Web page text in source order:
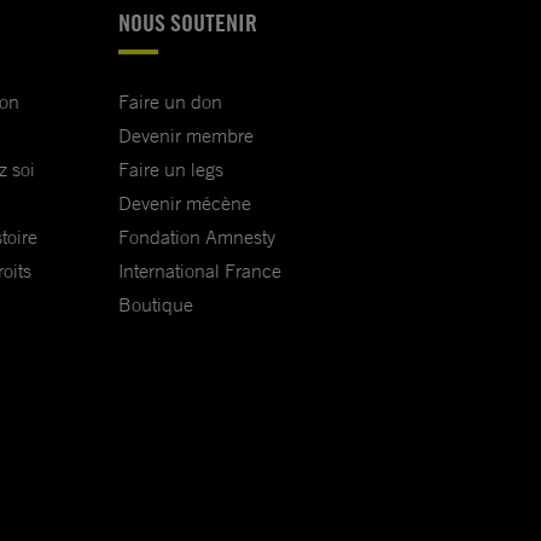
soi
NOUS SOUTENIR
Faire un don
Devenir membre
Faire un legs
Devenir mécène
Fondation Amnesty
International France
Boutique